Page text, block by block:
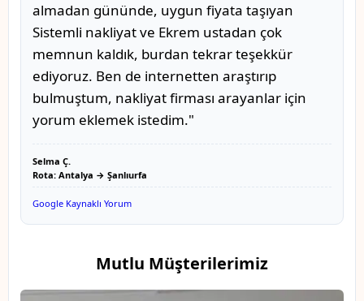
almadan gününde, uygun fiyata taşıyan
Sistemli nakliyat ve Ekrem ustadan çok
memnun kaldık, burdan tekrar teşekkür
ediyoruz. Ben de internetten araştırıp
bulmuştum, nakliyat firması arayanlar için
yorum eklemek istedim."
Selma Ç.
Rota: Antalya → Şanlıurfa
Google Kaynaklı Yorum
Mutlu Müşterilerimiz